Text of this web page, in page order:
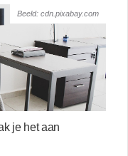
Beeld: cdn.pixabay.com
je het aan